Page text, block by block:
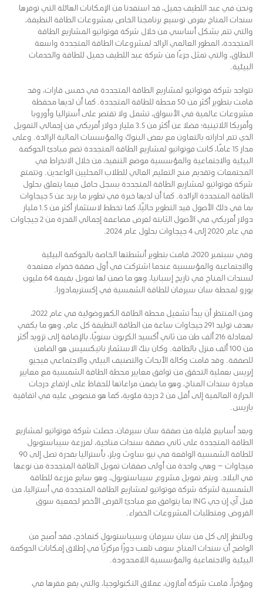
ونحن في عبد اللطيف جميل، قد استفدنا من الإمكانات الهائلة التي توفرها
سندات المناخ بغرض توسيع برنامجنا الخاص بمشروعات الطاقة النظيفة،
والتي تتم بشكل أساسي من خلال شركة فوتواتيو المشاريع الطاقة
المتجددة، المطور العالمي الرائد لمشروعات الطاقة المتجددة واسعة
النطاق، والتي تمثل جزءًا من شركة عبد اللطيف جميل للطاقة والخدمات
البيئية.
تتواجد شركة فوتواتيو لمشاريع الطاقة المتجددة في خمس قارات، وقد
قامت بتطوير أكثر من 50 محطة للطاقة المتجددة. كما أن لديها محفظة
مشروعات عالمية في الأسواق، تشمل ولا تقتصر على أستراليا وأوروبا
وأمريكا اللاتينية؛ فضلا عن أكثر من 3.5 مليار دولار أمريكي من إجمالي التمويل
الذي تتم اداراته بالتعاون مع بعض البنوك والمؤسسات المالية الرائدة. وعلى
مدار 15 عامًا، كانت فوتواتيو لمشاريع الطاقة المتجددة تضع مبادئ الحوكمة
البيئية والاجتماعية والمؤسسية موضع التنفيذ، من خلال الانخراط في
المجتمعات وتقديم منح التعليم العالي للطلاب المحليين الواعدين. وتتمتع
شركة فوتواتيو لمشاريع الطاقة المتجددة بسجل حافل فيما يتعلق بحلول
الطاقة المتجددة الرائدة. كما أن لديها خبرة في تطوير ما يزيد عن 5 جيجاوات
بما في ذلك الأصول قيد التطوير حاليًا، كما تخطط لاستثمار أكثر من 1.5 مليار
دولار أمريكي في الأصول الثابتة لغرض مضاعفة إجمالي القدرة من 2 جيجاوات
في عام 2020 إلى 4 جيجاوات بحلول عام 2024.
وفي سبتمبر 2020، قامت بتطوير أنشطتها الخاصة بالحوكمة البيئية
والاجتماعية والمؤسسية عندما اشتركت في أول صفقة خضراء معتمدة
لسندات المناخ في تاريخ إسبانيا، وهو ما ضمن لها تمويل بقيمة 64 مليون
يورو لمحطة سان سيرفان للطاقة الشمسية في إكستريمادورا.
ومن المنتظر أن يبدأ تشغيل محطة الطاقة الكهروضوئية في عام 2022،
بهدف توليد 291 جيجاوات ساعة من الطاقة النظيفة كل عام، وهو ما يكفي
لمعادلة 216 ألف طن من ثاني أكسيد الكربون سنويًا، بالإضافة إلى تزويد أكثر
من 100 ألف منزل بالطاقة. وكان بنك الاستثمار ناتيكسيس هو الضامن
للصفقة. وقد قامت وكالة الأبحاث والتصنيف البيئي والاجتماعي فيجيو
إيريس بعملية التحقق من توافق معايير محطة الطاقة الشمسية مع معايير
مبادرة سندات المناخ، وهو ما يضمن مراعاتها للحفاظ على ارتفاع درجات
الحرارة العالمية إلى أقل من 2 درجة مئوية، كما هو منصوص عليه في اتفاقية
باريس.
وبعد أسابيع قليلة من صفقة سان سيرفان، حصلت شركة فوتواتيو لمشاريع
الطاقة المتجددة على ثاني صفقة سندات مناخية، لمزرعة سيباستوبول
للطاقة الشمسية الواقعة في نيو ساوث ويلز، بأستراليا بقدرة تصل إلى 90
ميجاوات – وهي واحدة من أولى صفقات تمويل الطاقة المتجددة من نوعها
في البلاد. ويتم تمويل مشروع سيباستوبول، وهو سابع مزرعة للطاقة
الشمسية لشركة شركة فوتواتيو لمشاريع الطاقة المتجددة في أستراليا، من
قبل آي إن جي ING بما يتوافق مع مبادئ القرض الأخضر لجمعية سوق
القروض ومتطلبات المشروعات الخضراء.
وبالنظر إلى كل من سان سيرفان وسيباستوبول كنماذج، فقد أصبح من
الواضح أن سندات المناخ سوف تلعب دورًا مركزيًا في إطلاق إمكانات الحوكمة
البيئية والاجتماعية والمؤسسية اللامحدودة.
ومؤخراً، قامت شركة أمازون، عملاق التكنولوجيا، والتي يقع مقرها في